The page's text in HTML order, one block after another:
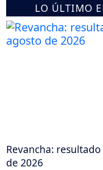
LO ÚLTIMO
Revancha:
de 2026